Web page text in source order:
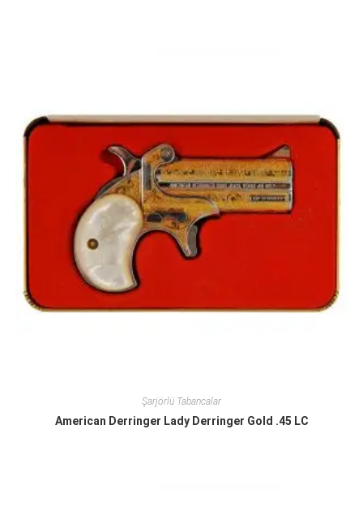
Şarjörlü Tabancalar
American Derringer Lady Derringer Gold .45 LC